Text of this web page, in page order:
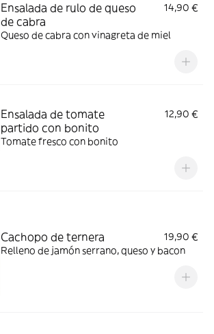
Ensalada de rulo de queso
de cabra
14,90 €
Queso de cabra con vinagreta de miel
Ensalada de tomate
partido con bonito
12,90 €
Tomate fresco con bonito
Cachopo de ternera
19,90 €
Relleno de jamón serrano, queso y bacon